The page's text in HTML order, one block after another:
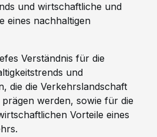
und wirtschaftliche und
eines nachhaltigen
Verständnis für die
und
die die Verkehrslandschaft
werden, sowie für die
Vorteile eines